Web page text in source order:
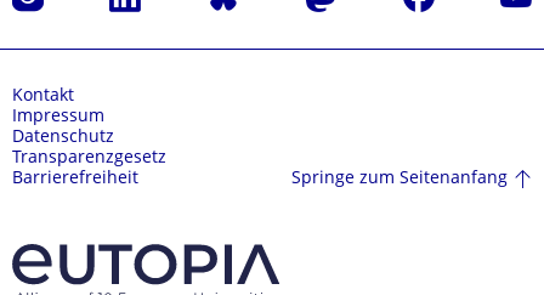
Kontakt
Impressum
Datenschutz
Transparenzgesetz
Barrierefreiheit
Springe zum Seitenanfang